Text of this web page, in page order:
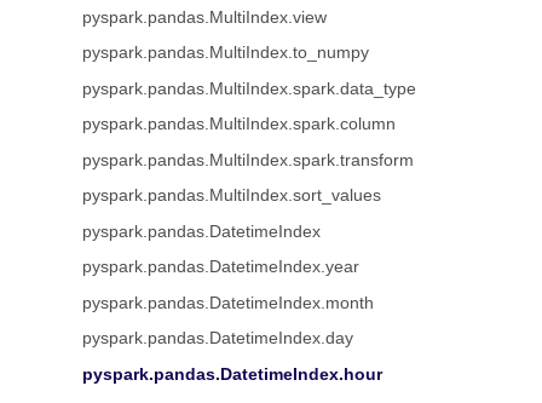
pyspark.pandas.MultiIndex.view
pyspark.pandas.MultiIndex.to_numpy
pyspark.pandas.MultiIndex.spark.data_type
pyspark.pandas.MultiIndex.spark.column
pyspark.pandas.MultiIndex.spark.transform
pyspark.pandas.MultiIndex.sort_values
pyspark.pandas.DatetimeIndex
pyspark.pandas.DatetimeIndex.year
pyspark.pandas.DatetimeIndex.month
pyspark.pandas.DatetimeIndex.day
pyspark.pandas.DatetimeIndex.hour